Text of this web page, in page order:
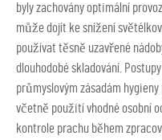
byly zachovány optimální
může dojít ke snížení
používat těsně uzavřené
dlouhodobé skladování.
průmyslovým zásadám
včetně použití vhodné osobní
kontrole prachu během